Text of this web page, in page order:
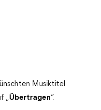
Musiktitel
„Übertragen“.